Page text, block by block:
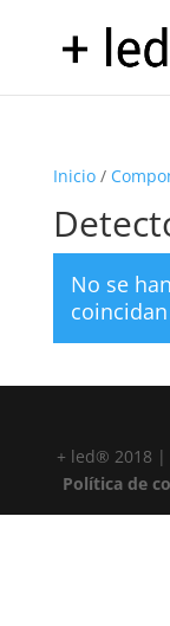
Inicio/
No se
+ led® 2018
Política de